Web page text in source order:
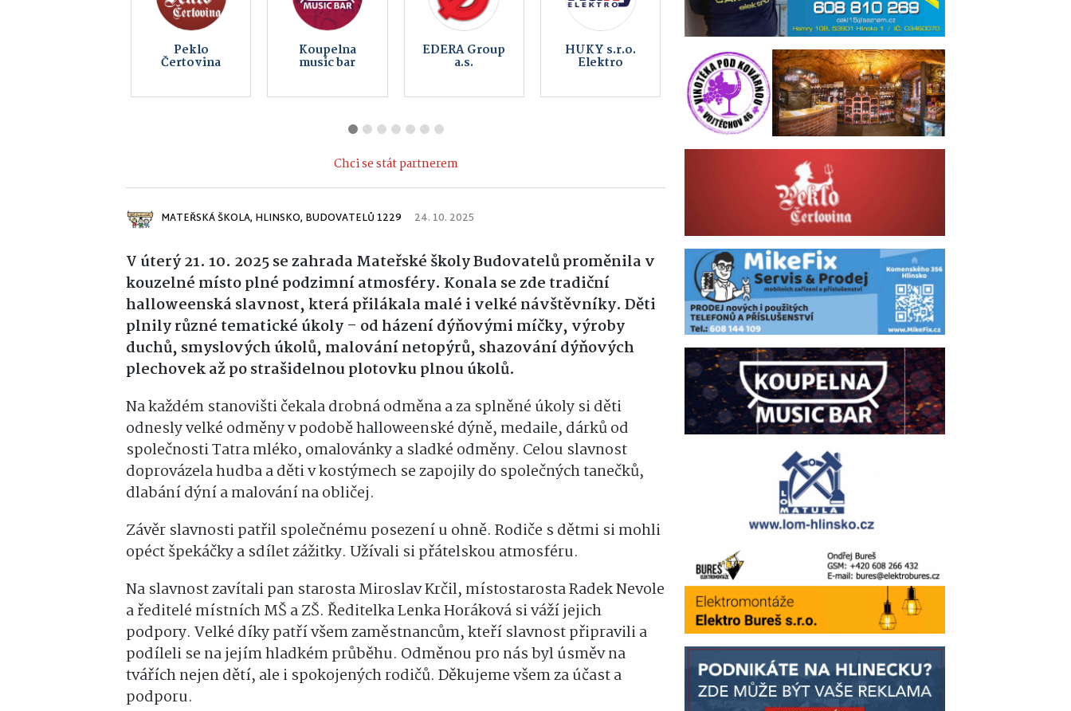
Keltský
skanzen
Bistro GAMAS Jatky Český
Brod a.s. |
Řeznictví U
Švandů
Chci se stát partnerem
MATEŘSKÁ ŠKOLA, HLINSKO, BUDOVATELŮ 1229 24. 10. 2025
V úterý 21. 10. 2025 se zahrada Mateřské školy Budovatelů proměnila v
kouzelné místo plné podzimní atmosféry. Konala se zde tradiční
halloweenská slavnost, která přilákala malé i velké návštěvníky. Děti
plnily různé tematické úkoly – od házení dýňovými míčky, výroby
duchů, smyslových úkolů, malování netopýrů, shazování dýňových
plechovek až po strašidelnou plotovku plnou úkolů.
Na každém stanovišti čekala drobná odměna a za splněné úkoly si děti
odnesly velké odměny v podobě halloweenské dýně, medaile, dárků od
společnosti Tatra mléko, omalovánky a sladké odměny. Celou slavnost
doprovázela hudba a děti v kostýmech se zapojily do společných tanečků,
dlabání dýní a malování na obličej.
Závěr slavnosti patřil společnému posezení u ohně. Rodiče s dětmi si mohli
opéct špekáčky a sdílet zážitky. Užívali si přátelskou atmosféru.
Na slavnost zavítali pan starosta Miroslav Krčil, místostarosta Radek Nevole
a ředitelé místních MŠ a ZŠ. Ředitelka Lenka Horáková si váží jejich
podpory. Velké díky patří všem zaměstnancům, kteří slavnost připravili a
podíleli se na jejím hladkém průběhu. Odměnou pro nás byl úsměv na
tvářích nejen dětí, ale i spokojených rodičů. Děkujeme všem za účast a
podporu.